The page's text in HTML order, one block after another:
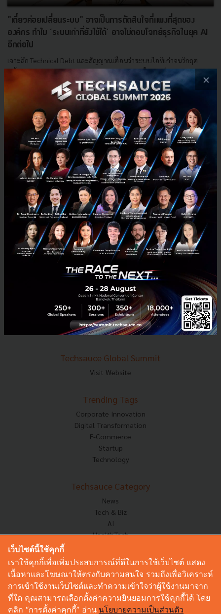
"เดี๋ยวค่อยเปลี่ยนระบบ" อาจเป็นการตัดสินใจที่แพงที่สุดของ
องค์กร ทำไม ‘ระบบเก่าที่ยังใช้ได้’ อาจไม่ตอบโจทย์ธุรกิจในยุค AI
อีกต่อไป
เจาะลึก Technical Debt และสัญญาณเตือนว่าระบบไอทีเก่าจนวิกฤต
พร้อมแนะ Framework จาก ABeam Consulting ในการทำ System
Modernization และเตรียมฐานข้อมูลให้พร้อมรับยุค AI...
| ByTechsauce Team
Tech & Biz abeam-consulting System Modernization
E-mail :contact@techsauce.co
Tel : 02-001-5375
Mobile : 06-4658-9500
Techsauce Media
About Techsauce
Techsauce Services
Privacy Policy
ส่งบทความ
Techsauce Global Summit
Visit Website
Trending Tags
Corporate Innovation
Digital Transformation
E-Commerce
Startup
Technology
Techsauce Category
News
Tech & Biz
AI
HealthTech
Corp Innov
Saucy Thoughts
Sustainable
Videos
×
เว็บไซต์นี้ใช้คุกกี้
เราใช้คุกกี้เพื่อเพิ่มประสบการณ์ที่ดีในการใช้เว็บไซต์ แสดง
เนื้อหาและโฆษณาให้ตรงกับความสนใจ รวมถึงเพื่อวิเคราะห์
การเข้าใช้งานเว็บไซต์และทำความเข้าใจว่าผู้ใช้งานมาจาก
ที่ใด คุณสามารถเลือกตั้งค่าความยินยอมการใช้คุกกี้ได้ โดย
คลิก “การตั้งค่าคุกกี้” อ่าน นโยบายความเป็นส่วนตัว